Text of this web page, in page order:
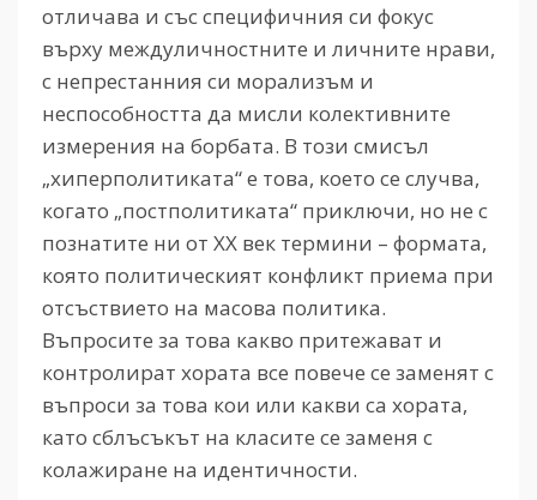
отличава и със специфичния си фокус
върху междуличностните и личните нрави,
с непрестанния си морализъм и
неспособността да мисли колективните
измерения на борбата. В този смисъл
„хиперполитиката“ е това, което се случва,
когато „постполитиката“ приключи, но не с
познатите ни от ХХ век термини – формата,
която политическият конфликт приема при
отсъствието на масова политика.
Въпросите за това какво притежават и
контролират хората все повече се заменят с
въпроси за това кои или какви са хората,
като сблъсъкът на класите се заменя с
колажиране на идентичности.